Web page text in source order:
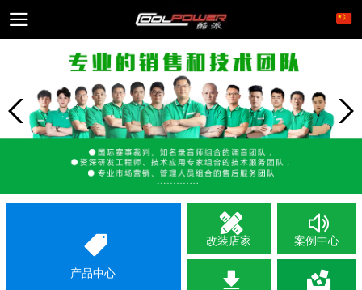
产品中心
改装店家 案例中心